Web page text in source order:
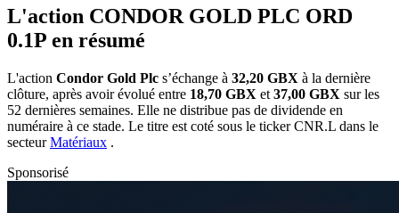
L'action CONDOR GOLD PLC ORD
0.1P en résumé
L'action Condor Gold Plc s’échange à 32,20 GBX à la dernière
clôture, après avoir évolué entre 18,70 GBX et 37,00 GBX sur les
52 dernières semaines. Elle ne distribue pas de dividende en
numéraire à ce stade. Le titre est coté sous le tickerCNR.L dans le
secteurMatériaux .
Sponsorisé